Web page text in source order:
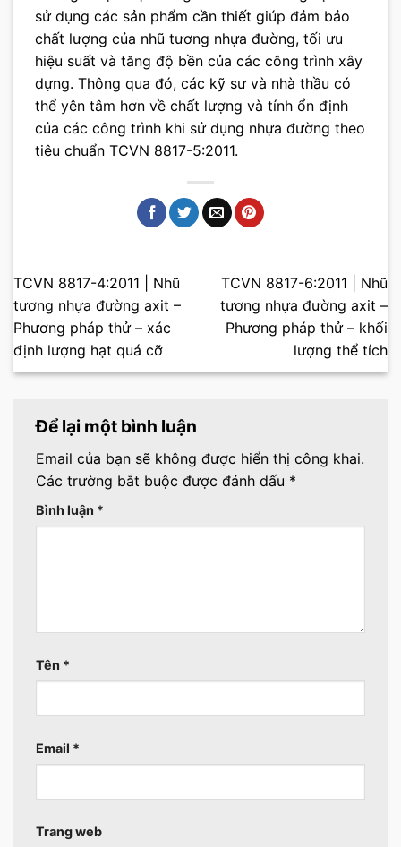
sử dụng các sản phẩm cần thiết giúp đảm bảo
chất lượng của nhũ tương nhựa đường, tối ưu
hiệu suất và tăng độ bền của các công trình xây
dựng. Thông qua đó, các kỹ sư và nhà thầu có
thể yên tâm hơn về chất lượng và tính ổn định
của các công trình khi sử dụng nhựa đường theo
tiêu chuẩn TCVN 8817-5:2011.
TCVN 8817-4:2011 | Nhũ
tương nhựa đường axit –
Phương pháp thử – xác
định lượng hạt quá cỡ
TCVN 8817-6:2011 | Nhũ
tương nhựa đường axit –
Phương pháp thử – khối
lượng thể tích
Để lại một bình luận
Email của bạn sẽ không được hiển thị công khai.
Các trường bắt buộc được đánh dấu *
Bình luận *
Tên *
Email *
Trang web